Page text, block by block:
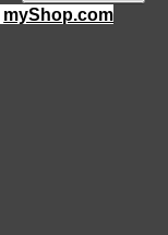
myShop.com